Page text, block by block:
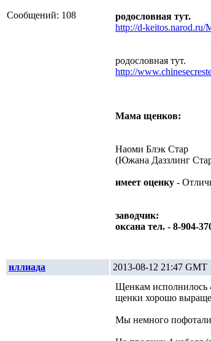
Сообщений: 108
родословная тут.
http://d-
родословная тут.
http://
Мама щенков:
Наоми Блэк Стар
(Южана Даззлинг
имеет оценку -
заводчик:
оксана тел. - 8-904-
иллиада 2013-08-12 21:47
Щенкам
щенки хорошо
Мы немного